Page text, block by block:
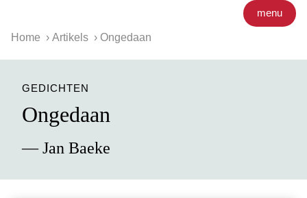
menu
Home Artikels Ongedaan
GEDICHTEN
Ongedaan
— Jan Baeke